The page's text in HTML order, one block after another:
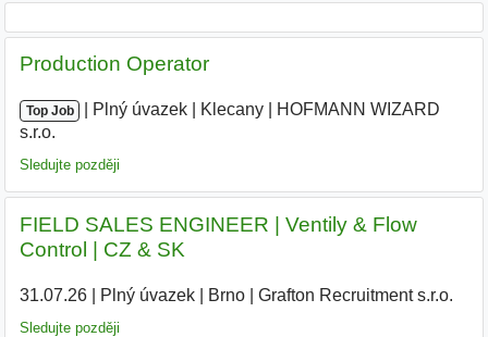
Production Operator
Top Job Plný úvazek Klecany
HOFMANN WIZARD
s.r.o.
Sledujte později
FIELD SALES ENGINEER | Ventily & Flow
Control | CZ & SK
31.07.26| Plný úvazek| Brno| Grafton Recruitment s.r.o.
Sledujte později